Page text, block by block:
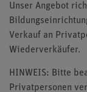
Unser Angebot
Verkauf an
Wiederverkäufer.
HINWEIS: Bitte
Privatpersonen